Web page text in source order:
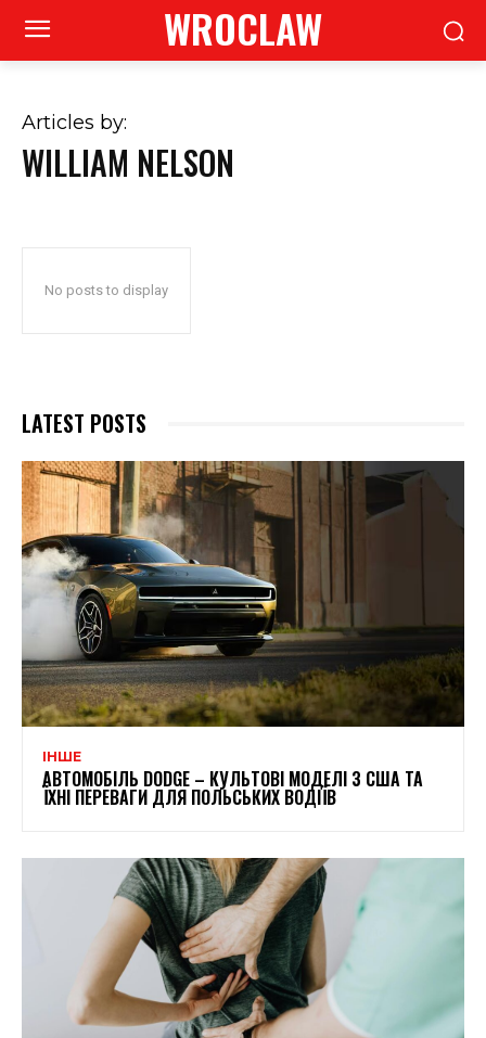
WROCLAW
Articles by:
WILLIAM NELSON
No posts to display
LATEST POSTS
ІНШЕ
АВТОМОБІЛЬ DODGE – КУЛЬТОВІ МОДЕЛІ З США ТА
ЇХНІ ПЕРЕВАГИ ДЛЯ ПОЛЬСЬКИХ ВОДІЇВ